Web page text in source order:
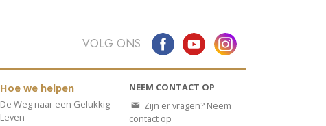
VOLG ONS
Hoe we helpen
De Weg naar een Gelukkig
Leven
NEEM CONTACT OP
Zijn er vragen? Neem
contact op